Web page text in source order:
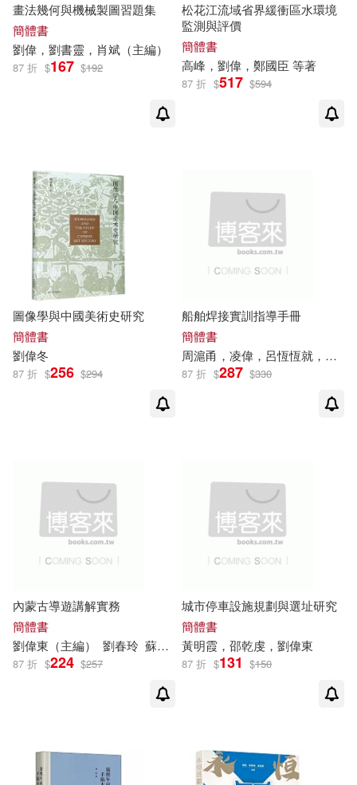
何麗梅(1) 余佳純(1)
余剛，張宇生，劉偉，程飛，郭銳
俞凱，劉偉，沈阿平，秦學成等(1)
冰蘭(1)
劉一柱，劉偉霞，李傑，孫中坤，
楊艷濤，孫芹利，李斌華（主編）
劉偉 主編(1)
劉偉 等(1)
劉偉 等（主編）(1)
劉偉 ，高岩 主編(1)
劉偉(主編)(1)
劉偉、李剛、白瑋煒(1)
劉偉、袁靜偉(1)
勞動部及職業安全衛生研究所(3)
北京理工大學出版社(3)
北京聯合出版公司(3)
吉林科學技術出版社(3)
國防大學出版社(3)
大連理工大學出版社(3)
天地圖書(3)
天津科學技術出版社(3)
山東大學出版社(3)
政大出版社(3)
江蘇鳳凰科學技術出版社(3)
浙江大學出版社(3)
畫法幾何與機械製圖習題集
簡體書
劉偉 ，劉書靈，肖斌（主編）
87 折 $167 $192
松花江流域省界緩衝區水環境
監測與評價
簡體書
高峰， 劉偉 ，鄭國臣 等著
87 折 $517 $594
圖像學與中國美術史研究
簡體書
劉偉冬
87 折 $256 $294
船舶焊接實訓指導手冊
簡體書
周滬甬，凌偉，呂恆恆就，
劉偉
87 折 $287 $330
內蒙古導遊講解實務
簡體書
劉偉東（主編） 劉春玲 蘇鵬飛
87 折 $224 $257
城市停車設施規劃與選址研究
簡體書
黃明霞，邵乾虔， 劉偉東
87 折 $131 $150